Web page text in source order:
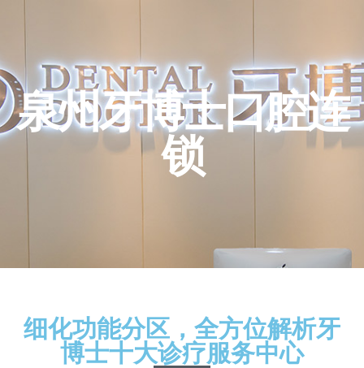
泉州牙博士口腔连
锁
细化功能分区，全方位解析牙
博士十大诊疗服务中心